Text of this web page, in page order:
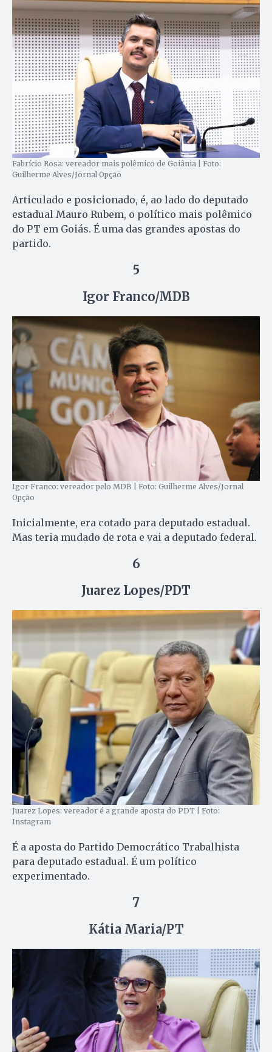
Fabrício Rosa: vereador mais polêmico de Goiânia | Foto:
Guilherme Alves/Jornal Opção
Articulado e posicionado, é, ao lado do deputado
estadual Mauro Rubem, o político mais polêmico
do PT em Goiás. É uma das grandes apostas do
partido.
5
Igor Franco/MDB
Igor Franco: vereador pelo MDB | Foto: Guilherme Alves/Jornal
Opção
Inicialmente, era cotado para deputado estadual.
Mas teria mudado de rota e vai a deputado federal.
6
Juarez Lopes/PDT
Juarez Lopes: vereador é a grande aposta do PDT | Foto:
Instagram
É a aposta do Partido Democrático Trabalhista
para deputado estadual. É um político
experimentado.
7
Kátia Maria/PT